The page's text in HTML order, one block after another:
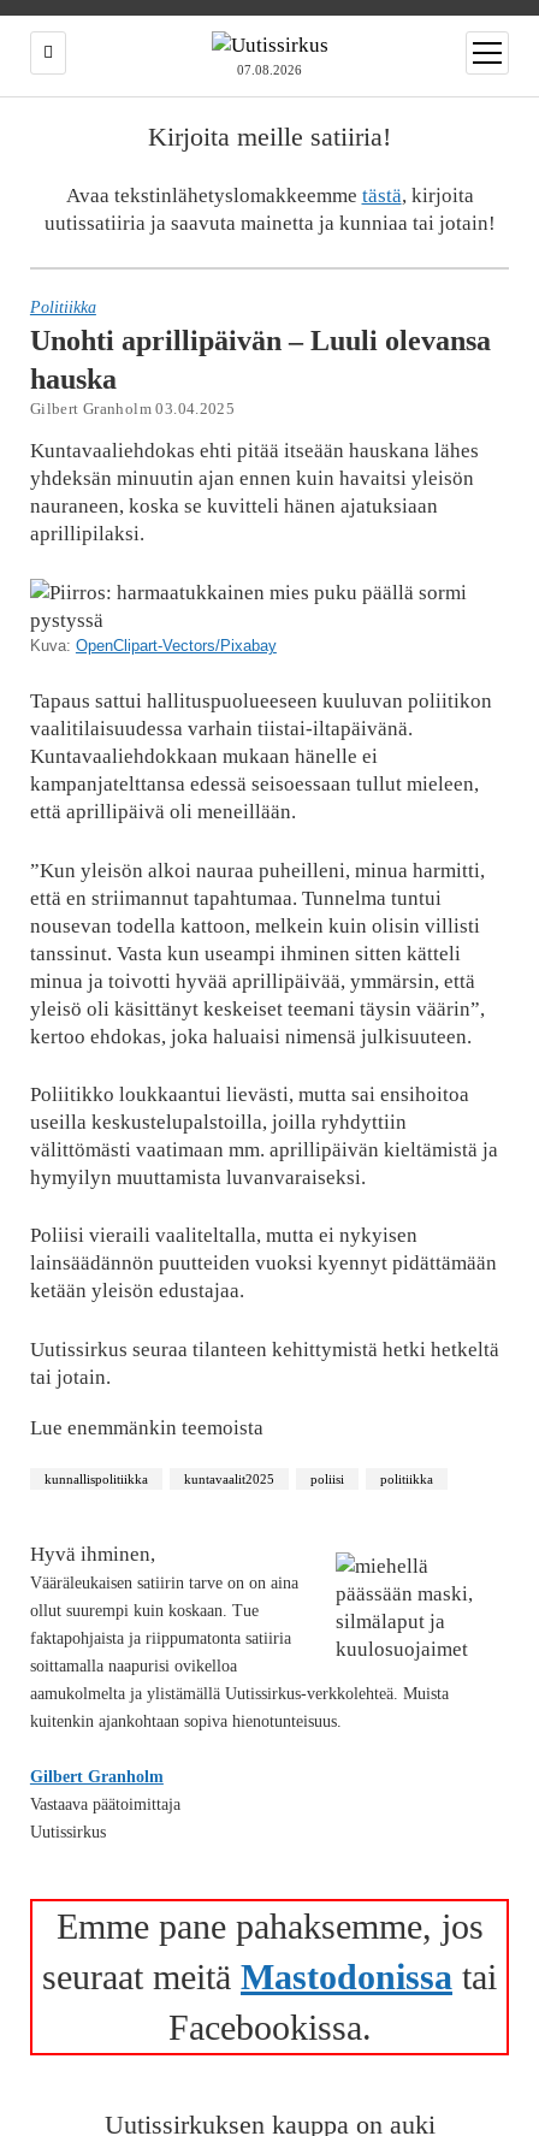
07.08.2026
open
menu
Kirjoita meille satiiria!
Avaa tekstinlähetyslomakkeemme tästä, kirjoita
uutissatiiria ja saavuta mainetta ja kunniaa tai jotain!
Politiikka
Unohti aprillipäivän – Luuli olevansa
hauska
Gilbert Granholm 03.04.2025
Kuntavaaliehdokas ehti pitää itseään hauskana lähes
yhdeksän minuutin ajan ennen kuin havaitsi yleisön
nauraneen, koska se kuvitteli hänen ajatuksiaan
aprillipilaksi.
Kuva: OpenClipart-Vectors/Pixabay
Tapaus sattui hallituspuolueeseen kuuluvan poliitikon
vaalitilaisuudessa varhain tiistai-iltapäivänä.
Kuntavaaliehdokkaan mukaan hänelle ei
kampanjatelttansa edessä seisoessaan tullut mieleen,
että aprillipäivä oli meneillään.
”Kun yleisön alkoi nauraa puheilleni, minua harmitti,
että en striimannut tapahtumaa. Tunnelma tuntui
nousevan todella kattoon, melkein kuin olisin villisti
tanssinut. Vasta kun useampi ihminen sitten kätteli
minua ja toivotti hyvää aprillipäivää, ymmärsin, että
yleisö oli käsittänyt keskeiset teemani täysin väärin”,
kertoo ehdokas, joka haluaisi nimensä julkisuuteen.
Poliitikko loukkaantui lievästi, mutta sai ensihoitoa
useilla keskustelupalstoilla, joilla ryhdyttiin
välittömästi vaatimaan mm. aprillipäivän kieltämistä ja
hymyilyn muuttamista luvanvaraiseksi.
Poliisi vieraili vaaliteltalla, mutta ei nykyisen
lainsäädännön puutteiden vuoksi kyennyt pidättämään
ketään yleisön edustajaa.
Uutissirkus seuraa tilanteen kehittymistä hetki hetkeltä
tai jotain.
Lue enemmänkin teemoista
kunnallispolitiikka kuntavaalit2025 poliisi politiikka
Hyvä ihminen,
Vääräleukaisen satiirin tarve on on aina
ollut suurempi kuin koskaan. Tue
faktapohjaista ja riippumatonta satiiria
soittamalla naapurisi ovikelloa
aamukolmelta ja ylistämällä Uutissirkus-verkkolehteä. Muista
kuitenkin ajankohtaan sopiva hienotunteisuus.
Gilbert Granholm
Vastaava päätoimittaja
Uutissirkus
Emme pane pahaksemme, jos
seuraat meitä Mastodonissa tai
Facebookissa.
Uutissirkuksen kauppa on auki